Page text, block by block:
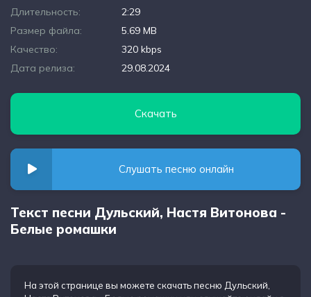
Длительность:
2:29
Размер файла:
5.69 MB
Качество:
320 kbps
Дата релиза:
29.08.2024
Скачать
Слушать песню онлайн
Текст песни Дульский, Настя Витонова -
Белые ромашки
На этой странице вы можете скачать песню Дульский,